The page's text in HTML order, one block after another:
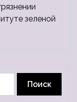
зеленой